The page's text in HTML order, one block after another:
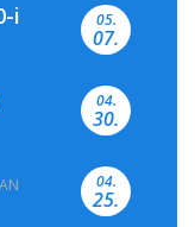
i 05.
07.
04.
30.
04.
25.